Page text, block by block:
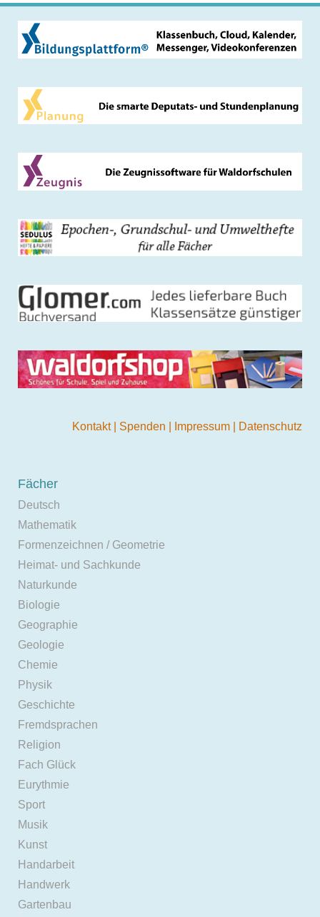
Kontakt Spenden Impressum Datenschutz
Fächer
Deutsch
Mathematik
Formenzeichnen / Geometrie
Heimat- und Sachkunde
Naturkunde
Biologie
Geographie
Geologie
Chemie
Physik
Geschichte
Fremdsprachen
Religion
Fach Glück
Eurythmie
Sport
Musik
Kunst
Handarbeit
Handwerk
Gartenbau